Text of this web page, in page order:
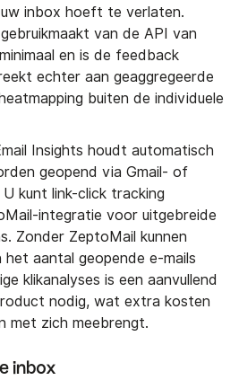
inbox hoeft te verlaten.
van de API van
en is de feedback
echter aan geaggregeerde
buiten de individuele
Insights houdt automatisch
geopend via Gmail- of
kunt link-click tracking
integratie voor uitgebreide
Zonder ZeptoMail kunnen
het aantal geopende e-mails
klikanalyses is een aanvullend
nodig, wat extra kosten
met zich meebrengt.
inbox